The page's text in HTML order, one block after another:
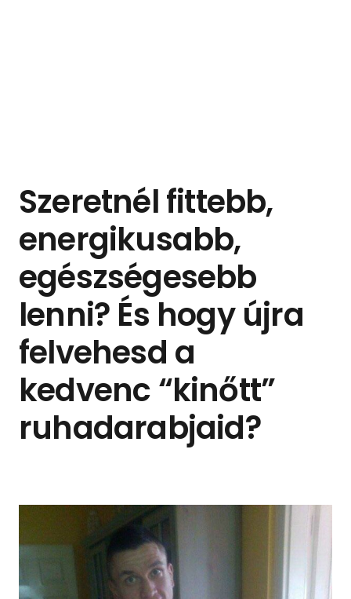
Szeretnél fittebb,
energikusabb,
egészségesebb
lenni? És hogy újra
felvehesd a
kedvenc “kinőtt”
ruhadarabjaid?